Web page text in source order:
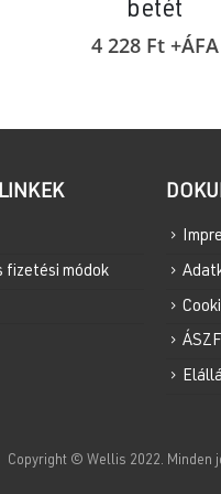
betét
4 228 Ft+ÁFA
fizetési módok
ÁSZF
Copyright © Wellis 2022. Minden